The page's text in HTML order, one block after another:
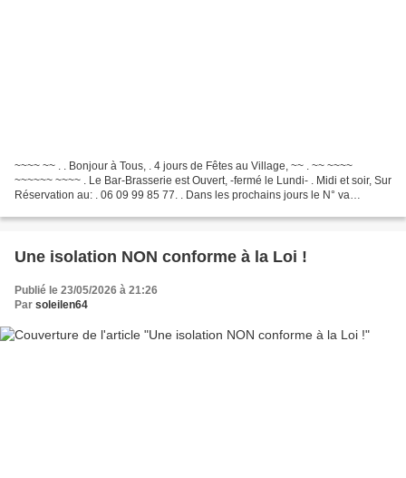
~~~~ ~~ . . Bonjour à Tous, . 4 jours de Fêtes au Village, ~~ . ~~ ~~~~
~~~~~~ ~~~~ . Le Bar-Brasserie est Ouvert, -fermé le Lundi- . Midi et soir, Sur
Réservation au: . 06 09 99 85 77. . Dans les prochains jours le N° va
Une isolation NON conforme à la Loi !
Publié le 23/05/2026 à 21:26
Par soleilen64